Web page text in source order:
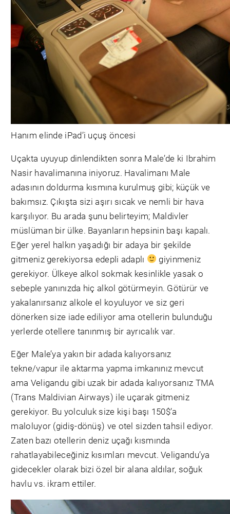
Hanım elinde iPad’i uçuş öncesi
Uçakta uyuyup dinlendikten sonra Male’de ki Ibrahim
Nasir havalimanına iniyoruz. Havalimanı Male
adasının doldurma kısmına kurulmuş gibi; küçük ve
bakımsız. Çıkışta sizi aşırı sıcak ve nemli bir hava
karşılıyor. Bu arada şunu belirteyim; Maldivler
müslüman bir ülke. Bayanların hepsinin başı kapalı.
Eğer yerel halkın yaşadığı bir adaya bir şekilde
gitmeniz gerekiyorsa edepli adaplı
giyinmeniz
gerekiyor. Ülkeye alkol sokmak kesinlikle yasak o
sebeple yanınızda hiç alkol götürmeyin. Götürür ve
yakalanırsanız alkole el koyuluyor ve siz geri
dönerken size iade ediliyor ama otellerin bulunduğu
yerlerde otellere tanınmış bir ayrıcalık var.
Eğer Male’ya yakın bir adada kalıyorsanız
tekne/vapur ile aktarma yapma imkanınız mevcut
ama Veligandu gibi uzak bir adada kalıyorsanız TMA
(Trans Maldivian Airways) ile uçarak gitmeniz
gerekiyor. Bu yolculuk size kişi başı 150$’a
maloluyor (gidiş-dönüş) ve otel sizden tahsil ediyor.
Zaten bazı otellerin deniz uçağı kısmında
rahatlayabileceğiniz kısımları mevcut. Veligandu’ya
gidecekler olarak bizi özel bir alana aldılar, soğuk
havlu vs. ikram ettiler.